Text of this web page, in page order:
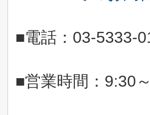
■電話： 03-5333-
■営業時間： 9:30～